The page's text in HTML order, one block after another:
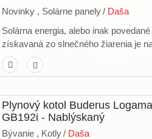
Novinky , Solárne panely/ Daša
Solárna energia, alebo inak
získavaná zo slnečného žiarenia je
Plynový kotol Buderus
GB192i - Nablýskaný
Bývanie , Kotly/ Daša